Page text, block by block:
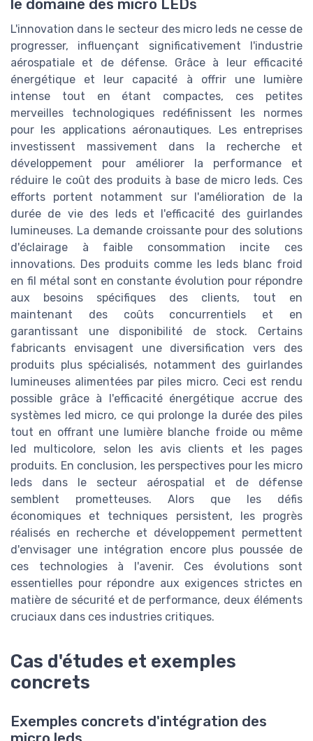
le domaine des micro LEDs
L'innovation dans le secteur des micro leds ne cesse de
progresser, influençant significativement l'industrie
aérospatiale et de défense. Grâce à leur efficacité
énergétique et leur capacité à offrir une lumière
intense tout en étant compactes, ces petites
merveilles technologiques redéfinissent les normes
pour les applications aéronautiques. Les entreprises
investissent massivement dans la recherche et
développement pour améliorer la performance et
réduire le coût des produits à base de micro leds. Ces
efforts portent notamment sur l'amélioration de la
durée de vie des leds et l'efficacité des guirlandes
lumineuses. La demande croissante pour des solutions
d'éclairage à faible consommation incite ces
innovations. Des produits comme les leds blanc froid
en fil métal sont en constante évolution pour répondre
aux besoins spécifiques des clients, tout en
maintenant des coûts concurrentiels et en
garantissant une disponibilité de stock. Certains
fabricants envisagent une diversification vers des
produits plus spécialisés, notamment des guirlandes
lumineuses alimentées par piles micro. Ceci est rendu
possible grâce à l'efficacité énergétique accrue des
systèmes led micro, ce qui prolonge la durée des piles
tout en offrant une lumière blanche froide ou même
led multicolore, selon les avis clients et les pages
produits. En conclusion, les perspectives pour les micro
leds dans le secteur aérospatial et de défense
semblent prometteuses. Alors que les défis
économiques et techniques persistent, les progrès
réalisés en recherche et développement permettent
d'envisager une intégration encore plus poussée de
ces technologies à l'avenir. Ces évolutions sont
essentielles pour répondre aux exigences strictes en
matière de sécurité et de performance, deux éléments
cruciaux dans ces industries critiques.
Cas d'études et exemples
concrets
Exemples concrets d'intégration des